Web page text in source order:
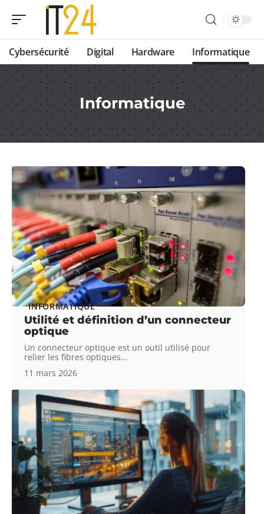
Cybersécurité Digital Hardware Informatique
Informatique
INFORMATIQUE
Utilité et définition d’un connecteur
optique
Un connecteur optique est un outil utilisé pour
relier les fibres optiques…
11 mars 2026